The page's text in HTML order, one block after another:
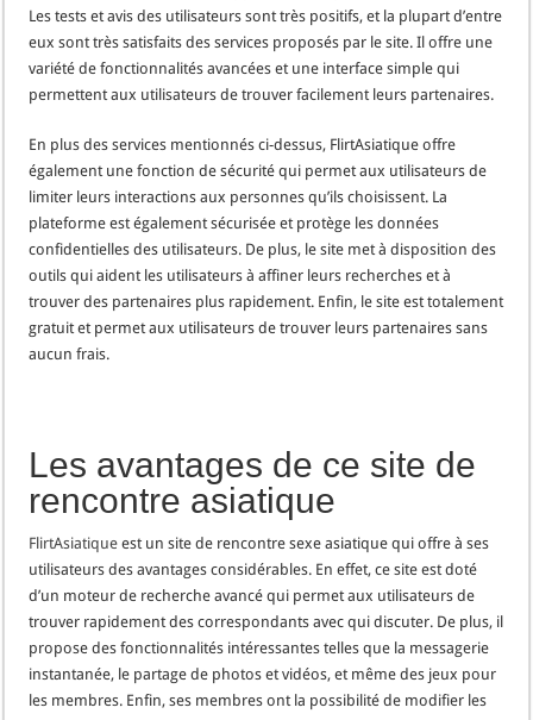
Les tests et avis des utilisateurs sont très positifs, et la plupart d’entre
eux sont très satisfaits des services proposés par le site. Il offre une
variété de fonctionnalités avancées et une interface simple qui
permettent aux utilisateurs de trouver facilement leurs partenaires.
En plus des services mentionnés ci-dessus, FlirtAsiatique offre
également une fonction de sécurité qui permet aux utilisateurs de
limiter leurs interactions aux personnes qu’ils choisissent. La
plateforme est également sécurisée et protège les données
confidentielles des utilisateurs. De plus, le site met à disposition des
outils qui aident les utilisateurs à affiner leurs recherches et à
trouver des partenaires plus rapidement. Enfin, le site est totalement
gratuit et permet aux utilisateurs de trouver leurs partenaires sans
aucun frais.
Les avantages de ce site de
rencontre asiatique
FlirtAsiatique est un site de rencontre sexe asiatique qui offre à ses
utilisateurs des avantages considérables. En effet, ce site est doté
d’un moteur de recherche avancé qui permet aux utilisateurs de
trouver rapidement des correspondants avec qui discuter. De plus, il
propose des fonctionnalités intéressantes telles que la messagerie
instantanée, le partage de photos et vidéos, et même des jeux pour
les membres. Enfin, ses membres ont la possibilité de modifier les